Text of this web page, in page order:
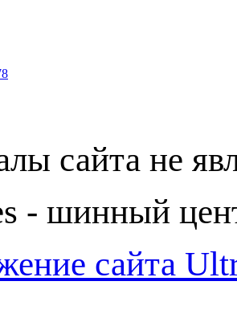
сайта не
- шинный
сайта